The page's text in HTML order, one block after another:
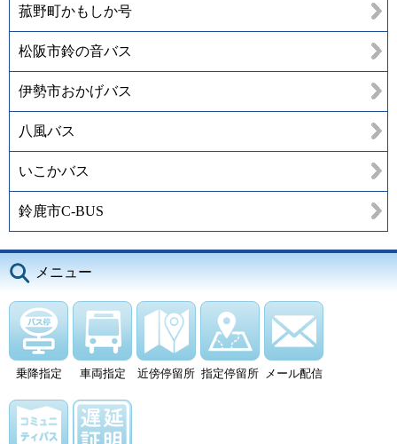
菰野町かもしか号
松阪市鈴の音バス
伊勢市おかげバス
八風バス
いこかバス
鈴鹿市C-BUS
メニュー
乗降指定 車両指定 近傍停留所 指定停留所 メール配信